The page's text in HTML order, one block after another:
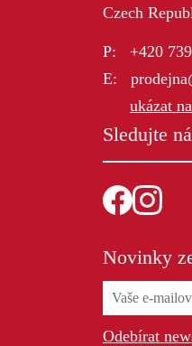
Czech
+420
ukázat
Sledujte
Novinky
Odebírat